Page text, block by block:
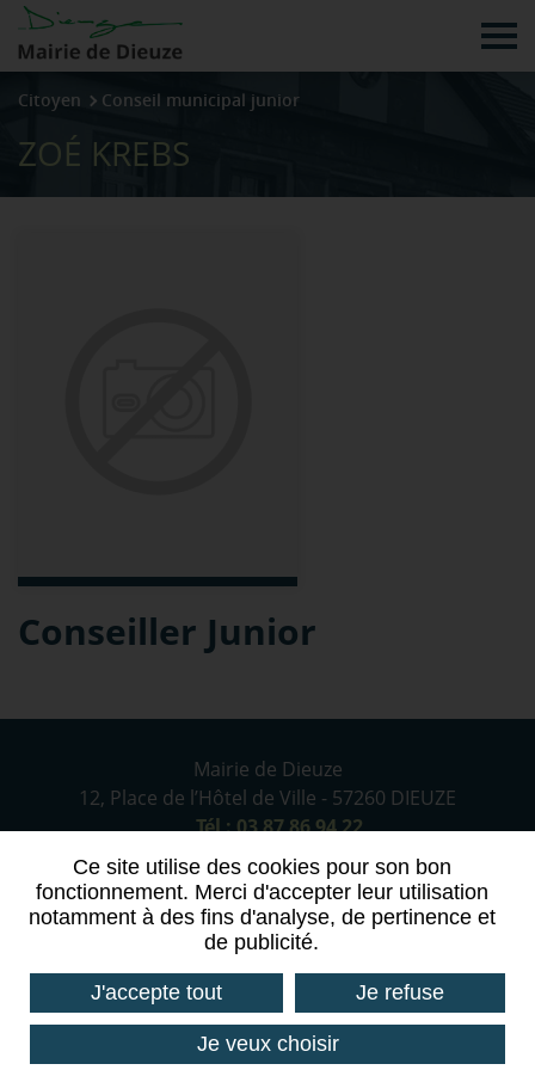
Citoyen Conseil municipal junior
ZOÉ KREBS
Conseiller Junior
Mairie de Dieuze
12, Place de l’Hôtel de Ville - 57260 DIEUZE
Tél : 03 87 86 94 22
CONTACTEZ-NOUS
Réseaux sociaux
Ce site utilise des cookies pour son bon
fonctionnement. Merci d'accepter leur utilisation
notamment à des fins d'analyse, de pertinence et
de publicité.
J'accepte tout Je refuse
Je veux choisir